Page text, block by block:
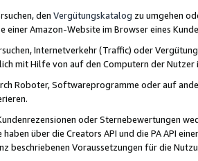
den Vergütungskatalog zu umgehen
einer Amazon-Website im Browser eines
Internetverkehr (Traffic) oder
mit Hilfe von auf den Computern der
Roboter, Softwareprogramme oder auf
oder Sternebewertungen
haben über die Creators API und die PA API
beschriebenen Voraussetzungen für die